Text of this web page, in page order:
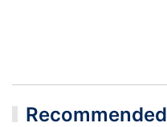
Recommended